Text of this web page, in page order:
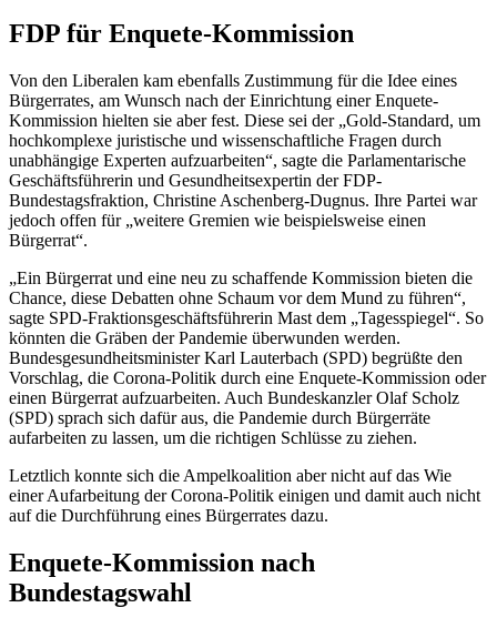
FDP für Enquete-Kommission
Von den Liberalen kam ebenfalls Zustimmung für die Idee eines
Bürgerrates, am Wunsch nach der Einrichtung einer Enquete-
Kommission hielten sie aber fest. Diese sei der „Gold-Standard, um
hochkomplexe juristische und wissenschaftliche Fragen durch
unabhängige Experten aufzuarbeiten“, sagte die Parlamentarische
Geschäftsführerin und Gesundheitsexpertin der FDP-
Bundestagsfraktion, Christine Aschenberg-Dugnus. Ihre Partei war
jedoch offen für „weitere Gremien wie beispielsweise einen
Bürgerrat“.
„Ein Bürgerrat und eine neu zu schaffende Kommission bieten die
Chance, diese Debatten ohne Schaum vor dem Mund zu führen“,
sagte SPD-Fraktionsgeschäftsführerin Mast dem „Tagesspiegel“. So
könnten die Gräben der Pandemie überwunden werden.
Bundesgesundheitsminister Karl Lauterbach (SPD) begrüßte den
Vorschlag, die Corona-Politik durch eine Enquete-Kommission oder
einen Bürgerrat aufzuarbeiten. Auch Bundeskanzler Olaf Scholz
(SPD) sprach sich dafür aus, die Pandemie durch Bürgerräte
aufarbeiten zu lassen, um die richtigen Schlüsse zu ziehen.
Letztlich konnte sich die Ampelkoalition aber nicht auf das Wie
einer Aufarbeitung der Corona-Politik einigen und damit auch nicht
auf die Durchführung eines Bürgerrates dazu.
Enquete-Kommission nach
Bundestagswahl